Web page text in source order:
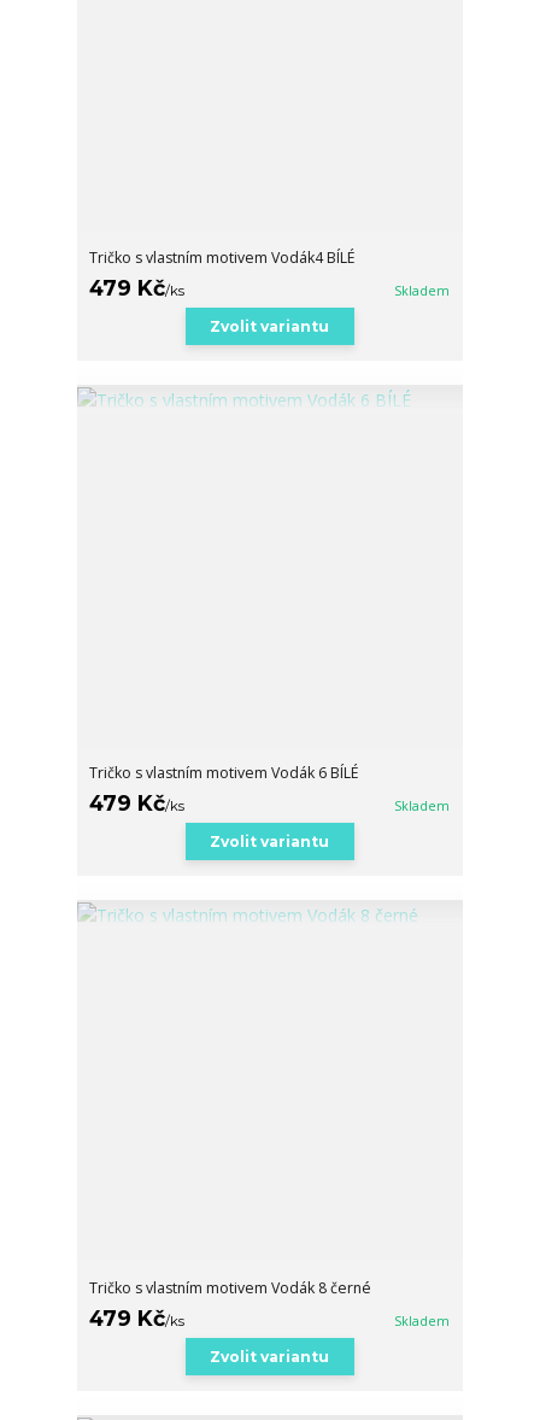
Tričko s vlastním motivem Vodák4 BÍLÉ
479 Kč/ks Skladem
Zvolit variantu
Tričko s vlastním motivem Vodák 6 BÍLÉ
479 Kč/ks Skladem
Zvolit variantu
Tričko s vlastním motivem Vodák 8 černé
479 Kč/ks Skladem
Zvolit variantu